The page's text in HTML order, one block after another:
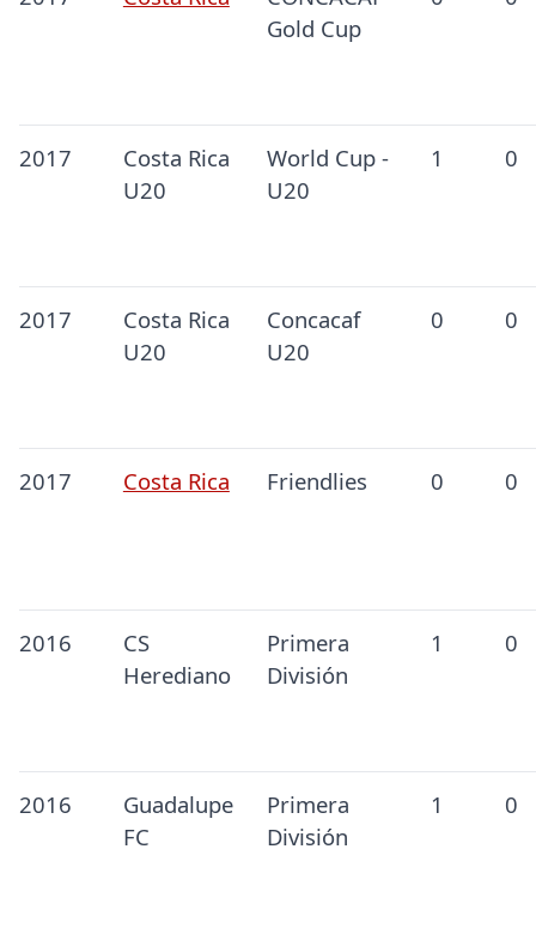
Gold Cup
2017
Costa Rica
U20
World Cup -
U20
1 0
2017
Costa Rica
U20
Concacaf
U20
0 0
2017 Costa Rica Friendlies 0 0
2016
CS
Herediano
Primera
División
1 0
2016
Guadalupe
FC
Primera
División
1 0